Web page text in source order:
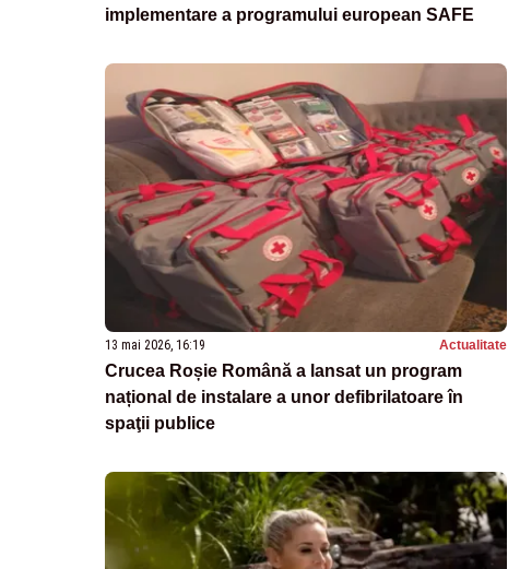
implementare a programului european SAFE
13 mai 2026, 16:19 Actualitate
Crucea Roșie Română a lansat un program
național de instalare a unor defibrilatoare în
spaţii publice